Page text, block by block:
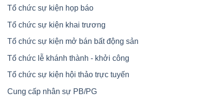
Tổ chức sự kiện họp báo
Tổ chức sự kiện khai trương
Tổ chức sự kiện mở bán bất động sản
Tổ chức lễ khánh thành - khởi công
Tổ chức sự kiện hội thảo trực tuyến
Cung cấp nhân sự PB/PG